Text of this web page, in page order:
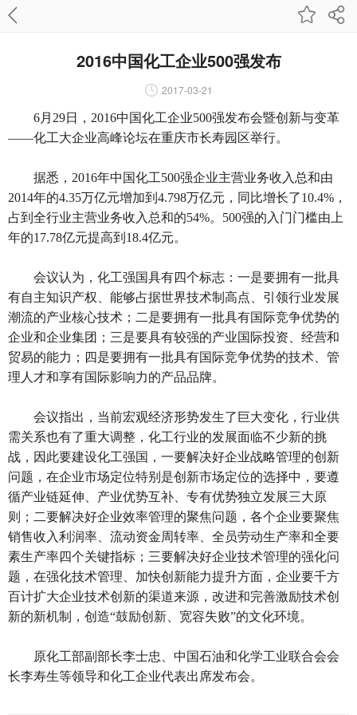
2016中国化工企业500强发布
2017-03-21
6月29日，2016中国化工企业500强发布会暨创新与变革
——化工大企业高峰论坛在重庆市长寿园区举行。
据悉，2016年中国化工500强企业主营业务收入总和由
2014年的4.35万亿元增加到4.798万亿元，同比增长了10.4%，
占到全行业主营业务收入总和的54%。500强的入门门槛由上
年的17.78亿元提高到18.4亿元。
会议认为，化工强国具有四个标志：一是要拥有一批具
有自主知识产权、能够占据世界技术制高点、引领行业发展
潮流的产业核心技术；二是要拥有一批具有国际竞争优势的
企业和企业集团；三是要具有较强的产业国际投资、经营和
贸易的能力；四是要拥有一批具有国际竞争优势的技术、管
理人才和享有国际影响力的产品品牌。
会议指出，当前宏观经济形势发生了巨大变化，行业供
需关系也有了重大调整，化工行业的发展面临不少新的挑
战，因此要建设化工强国，一要解决好企业战略管理的创新
问题，在企业市场定位特别是创新市场定位的选择中，要遵
循产业链延伸、产业优势互补、专有优势独立发展三大原
则；二要解决好企业效率管理的聚焦问题，各个企业要聚焦
销售收入利润率、流动资金周转率、全员劳动生产率和全要
素生产率四个关键指标；三要解决好企业技术管理的强化问
题，在强化技术管理、加快创新能力提升方面，企业要千方
百计扩大企业技术创新的渠道来源，改进和完善激励技术创
新的新机制，创造“鼓励创新、宽容失败”的文化环境。
原化工部副部长李士忠、中国石油和化学工业联合会会
长李寿生等领导和化工企业代表出席发布会。